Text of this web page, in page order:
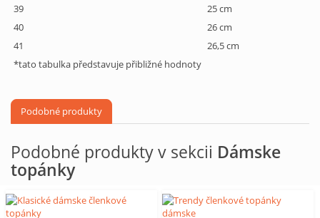
39
25 cm
40
26 cm
41
26,5 cm
*tato tabulka představuje přibližné hodnoty
Podobné produkty
Podobné produkty v sekcii Dámske
topánky